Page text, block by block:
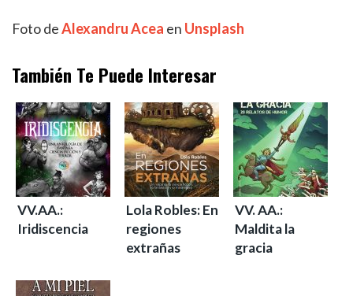
Foto deAlexandru Acea en Unsplash
También Te Puede Interesar
VV.AA.:
Iridiscencia
Lola Robles: En
regiones
extrañas
VV. AA.:
Maldita la
gracia